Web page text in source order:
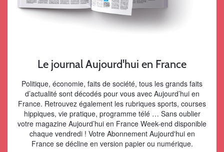
Le journal Aujourd'hui en France
Politique, économie, faits de société, tous les grands faits
d’actualité sont décodés pour vous avec Aujourd’hui en
France. Retrouvez également les rubriques sports, courses
hippiques, vie pratique, programme télé … Sans oublier
votre magazine Aujourd’hui en France Week-end disponible
chaque vendredi ! Votre Abonnement Aujourd'hui en
France se décline en version papier ou numérique.